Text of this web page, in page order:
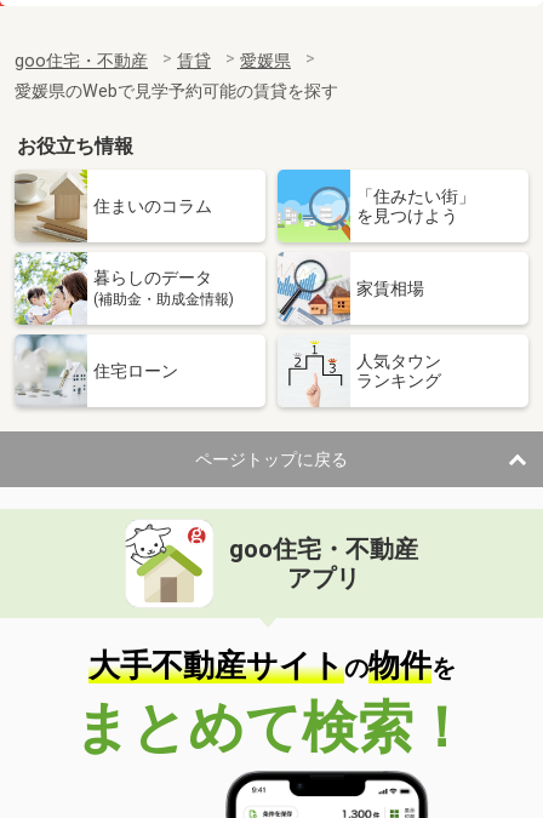
専有面積
26.08m²
間取り
1K
愛媛県松山市古川南２丁目
価 格
3.70万円
愛媛県松山市古川南２丁目
専有面積 23.61m²
間取り
愛媛県松山市祝谷３丁目
住 所
愛媛県松山市祝谷３丁目
専有面積 19.87m²
間取り
1K
愛媛県松山市居相６丁目
価 格
住 所
愛媛県松山市居相６丁目
専有面積 23.18m²
間取り
1K
愛媛県松山市余戸東５丁目
価 格
3.40万円
愛媛県松山市余戸東５丁目
23.18m²
goo住宅・不動産 賃貸
愛媛県
愛媛県のWebで見学予約可能の賃貸を探す
お役立ち情報
住まいのコラム
「住みたい街」
を見つけよう
暮らしのデータ
(補助金・助成金情報)
家賃相場
住宅ローン
人気タウン
ランキング
ページトップに戻る
goo住宅・不動産
アプリ
大手不動産サイトの物件を
まとめて検索！